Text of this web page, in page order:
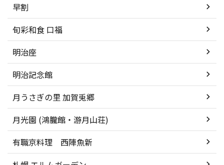
早割
旬彩和食 口福
明治座
明治記念館
月うさぎの里 加賀兎郷
月光園 (鴻朧館・游月山荘)
有職京料理 西陣魚新